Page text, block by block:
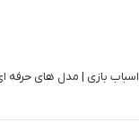
اسباب بازی | مدل های حرفه